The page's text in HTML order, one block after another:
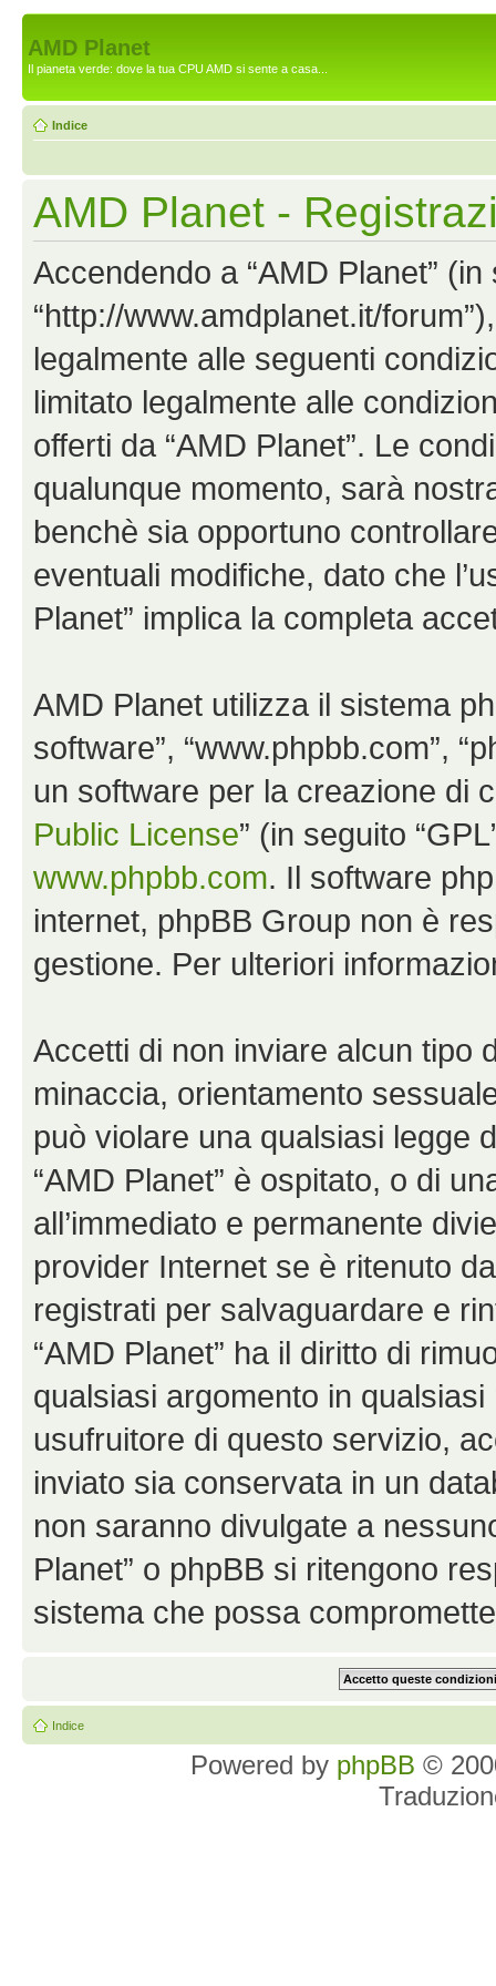
AMD Planet
Il pianeta verde: dove la tua CPU AMD si sente a casa...
Indice
AMD Planet -
Accendendo a “AMD Planet” (in
“http://www.amdplanet.it/
legalmente alle seguenti
limitato legalmente alle
offerti da “AMD Planet”. Le
qualunque momento, sarà
benchè sia opportuno
eventuali modifiche, dato che
Planet” implica la completa
AMD Planet utilizza il sistema
software”, “www.phpbb.com”,
un software per la creazione di
Public License” (in seguito
www.phpbb.com. Il software
internet, phpBB Group non è
gestione. Per ulteriori
Accetti di non inviare alcun tipo
minaccia, orientamento
può violare una qualsiasi legge
“AMD Planet” è ospitato, o di
all’immediato e permanente
provider Internet se è ritenuto
registrati per salvaguardare e
“AMD Planet” ha il diritto di
qualsiasi argomento in
usufruitore di questo servizio,
inviato sia conservata in un
non saranno divulgate a
Planet” o phpBB si ritengono
sistema che possa
Indice
Powered by phpBB ©